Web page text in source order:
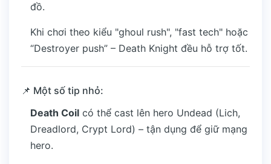
đồ.
Khi chơi theo kiểu "ghoul rush", "fast tech" hoặc
“Destroyer push” – Death Knight đều hỗ trợ tốt.
📌 Một số tip nhỏ:
Death Coil có thể cast lên hero Undead (Lich,
Dreadlord, Crypt Lord) – tận dụng để giữ mạng
hero.